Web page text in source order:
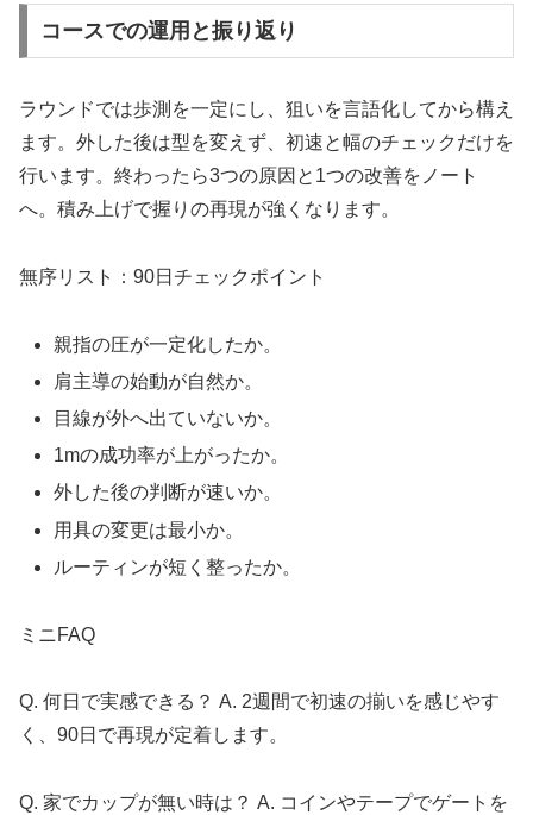
コースでの運用と振り返り
ラウンドでは歩測を一定にし、狙いを言語化してから構え
ます。外した後は型を変えず、初速と幅のチェックだけを
行います。終わったら3つの原因と1つの改善をノート
へ。積み上げで握りの再現が強くなります。
無序リスト：90日チェックポイント
親指の圧が一定化したか。
肩主導の始動が自然か。
目線が外へ出ていないか。
1mの成功率が上がったか。
外した後の判断が速いか。
用具の変更は最小か。
ルーティンが短く整ったか。
ミニFAQ
Q. 何日で実感できる？ A. 2週間で初速の揃いを感じやす
く、90日で再現が定着します。
Q. 家でカップが無い時は？ A. コインやテープでゲートを